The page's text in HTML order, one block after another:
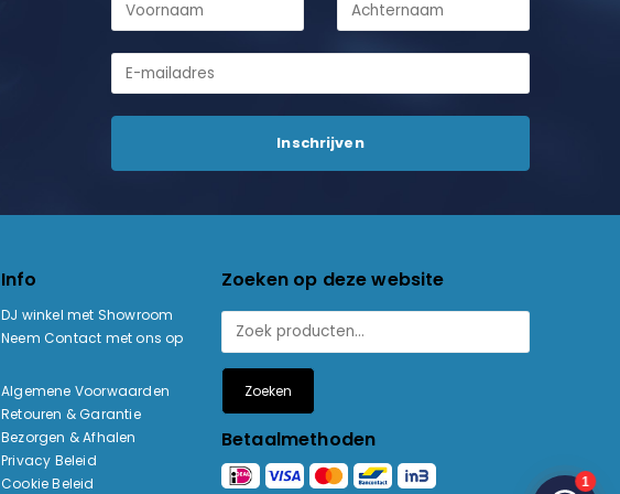
Info
DJ winkel met Showroom
Neem Contact met ons op
Algemene Voorwaarden
Retouren & Garantie
Bezorgen & Afhalen
Privacy Beleid
Cookie Beleid
Zoeken op deze website
Zoeken
Betaalmethoden